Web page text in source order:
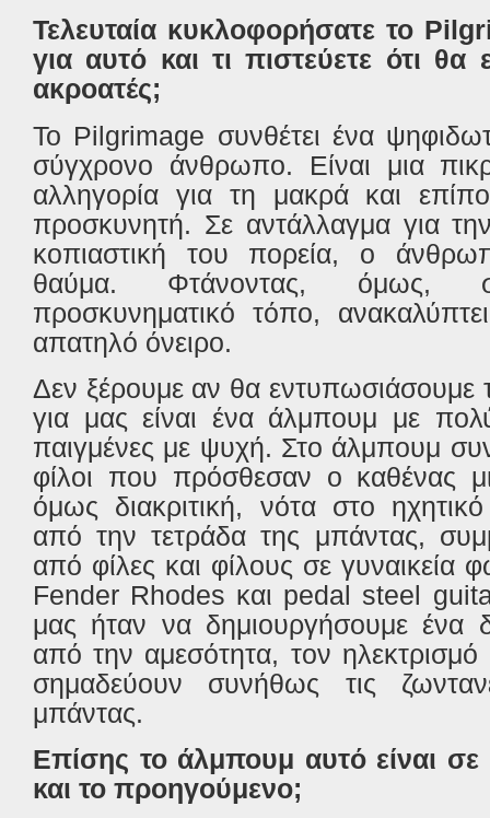
Τελευταία κυκλοφορήσατε το
για αυτό και τι πιστεύετε ότι θα
ακροατές;
Το Pilgrimage συνθέτει ένα
σύγχρονο άνθρωπο. Είναι μια
αλληγορία για τη μακρά και
προσκυνητή. Σε αντάλλαγμα για
κοπιαστική του πορεία, ο
θαύμα. Φτάνοντας, όμως,
προσκυνηματικό τόπο,
απατηλό όνειρο.
Δεν ξέρουμε αν θα εντυπωσιάσουμε
για μας είναι ένα άλμπουμ με
παιγμένες με ψυχή. Στο άλμπουμ
φίλοι που πρόσθεσαν ο καθένας
όμως διακριτική, νότα στο
από την τετράδα της μπάντας,
από φίλες και φίλους σε γυναικεία
Fender Rhodes και pedal steel
μας ήταν να δημιουργήσουμε ένα
από την αμεσότητα, τον
σημαδεύουν συνήθως τις
μπάντας.
Επίσης το άλμπουμ αυτό είναι σε
και το προηγούμενο;